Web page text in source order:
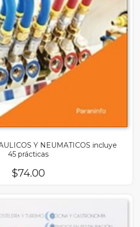
Y NEUMATICOS incluye
45 prácticas
$74.00